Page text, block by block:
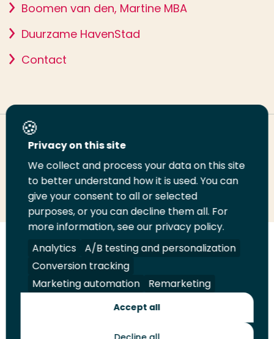
Boomen van den, Martine MBA
Duurzame HavenStad
Contact
Deel deze pagina
Deel
LinkedIn
Deel
op
Twitter
Deel
op
Facebook
Email
deze
pagina
Print
deze
pagina
Volg
ons
op
LinkedIn
Volg
ons
op
Facebook
Volg
ons
op
YouTube
Volg
ons
op
Instagram
Juridisch Security A-Z Index
Contact
Privacy on this site
We collect and process your data on this site
to better understand how it is used. You can
give your consent to all or selected
purposes, or you can decline them all. For
more information, see our privacy policy.
Analytics
A/B testing and personalization
Conversion tracking
Marketing automation
Remarketing
Accept all